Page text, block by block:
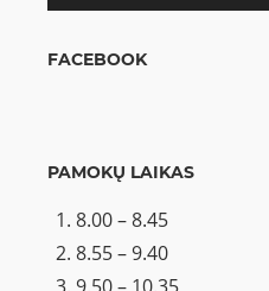
FACEBOOK
PAMOKŲ LAIKAS
8.00 – 8.45
8.55 – 9.40